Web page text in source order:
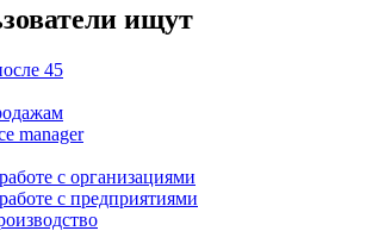
ищут
45
manager
с организациями
с предприятиями